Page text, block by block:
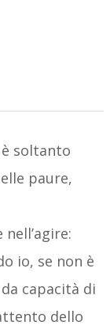
soltanto
paure,
io, se non è
capacità di
dello